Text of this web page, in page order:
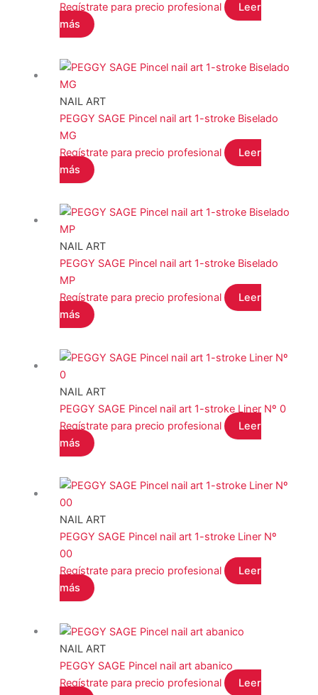
Regístrate para precio profesional
Leer
más
NAIL ART
PEGGY SAGE Pincel nail art 1-stroke Biselado
MG
Regístrate para precio profesional
Leer
más
NAIL ART
PEGGY SAGE Pincel nail art 1-stroke Biselado
MP
Regístrate para precio profesional
Leer
más
NAIL ART
PEGGY SAGE Pincel nail art 1-stroke Liner Nº 0
Regístrate para precio profesional
Leer
más
NAIL ART
PEGGY SAGE Pincel nail art 1-stroke Liner Nº
00
Regístrate para precio profesional
Leer
más
NAIL ART
PEGGY SAGE Pincel nail art abanico
Regístrate para precio profesional
Leer